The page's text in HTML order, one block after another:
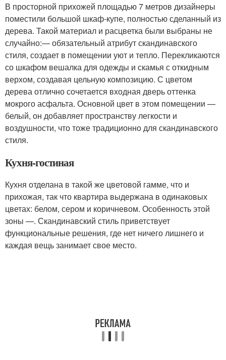
В просторной прихожей площадью 7 метров дизайнеры
поместили большой шкаф-купе, полностью сделанный из
дерева. Такой материал и расцветка были выбраны не
случайно:— обязательный атрибут скандинавского
стиля, создает в помещении уют и тепло. Перекликаются
со шкафом вешалка для одежды и скамья с откидным
верхом, создавая цельную композицию. С цветом
дерева отлично сочетается входная дверь оттенка
мокрого асфальта. Основной цвет в этом помещении —
белый, он добавляет пространству легкости и
воздушности, что тоже традиционно для скандинавского
стиля.
Кухня-гостиная
Кухня отделана в такой же цветовой гамме, что и
прихожая, так что квартира выдержана в одинаковых
цветах: белом, сером и коричневом. Особенность этой
зоны —. Скандинавский стиль приветствует
функциональные решения, где нет ничего лишнего и
каждая вещь занимает свое место.